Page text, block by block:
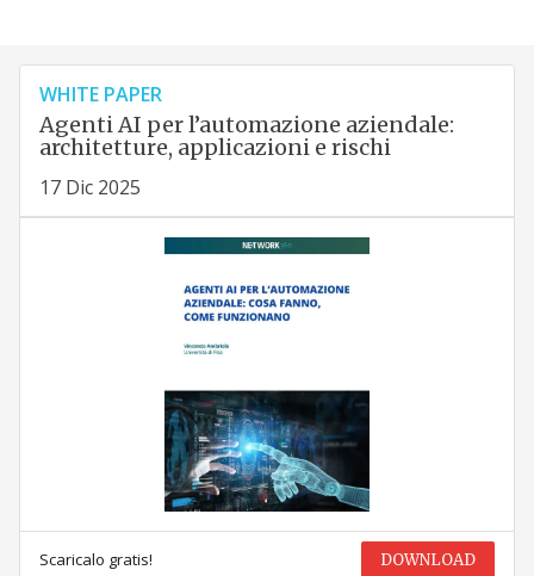
WHITE PAPER
Agenti AI per l’automazione aziendale:
architetture, applicazioni e rischi
17 Dic 2025
Scaricalo gratis! DOWNLOAD